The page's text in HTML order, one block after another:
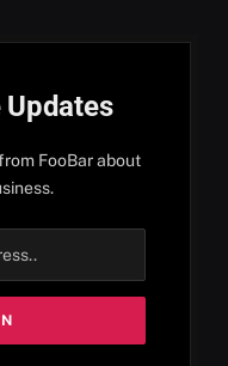
Updates
FooBar about